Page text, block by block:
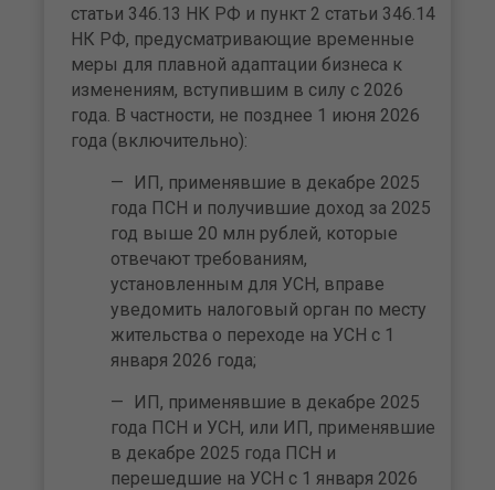
статьи 346.13 НК РФ и пункт 2 статьи 346.14
НК РФ, предусматривающие временные
меры для плавной адаптации бизнеса к
изменениям, вступившим в силу с 2026
года. В частности, не позднее 1 июня 2026
года (включительно):
ИП, применявшие в декабре 2025
года ПСН и получившие доход за 2025
год выше 20 млн рублей, которые
отвечают требованиям,
установленным для УСН, вправе
уведомить налоговый орган по месту
жительства о переходе на УСН с 1
января 2026 года;
ИП, применявшие в декабре 2025
года ПСН и УСН, или ИП, применявшие
в декабре 2025 года ПСН и
перешедшие на УСН с 1 января 2026